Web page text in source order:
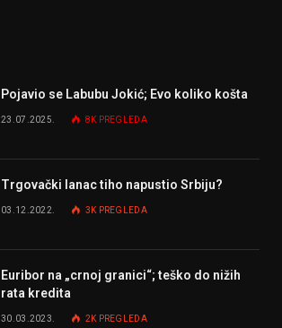
Pojavio se Labubu Jokić; Evo koliko košta
23.07.2025. 8K PREGLEDA
Trgovački lanac tiho napustio Srbiju?
03.12.2022. 3K PREGLEDA
Euribor na „crnoj granici“; teško do nižih
rata kredita
30.03.2023. 2K PREGLEDA